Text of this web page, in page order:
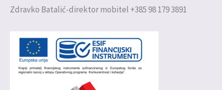
Zdravko Batalić-direktor mobitel +385 98 179 3891